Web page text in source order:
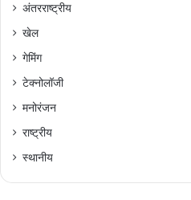
अंतरराष्ट्रीय
खेल
गेमिंग
टेक्नोलॉजी
मनोरंजन
राष्ट्रीय
स्थानीय